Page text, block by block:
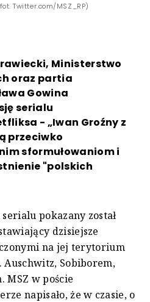
Twitter.com/MSZ_RP)
Ministerstwo
oraz partia
Gowina
serialu
- „Iwan Groźny z
przeciwko
sformułowaniom i
"polskich
pokazany został
dzisiejsze
na jej terytorium
Auschwitz, Sobiborem,
MSZ w poście
napisało, że w czasie, o